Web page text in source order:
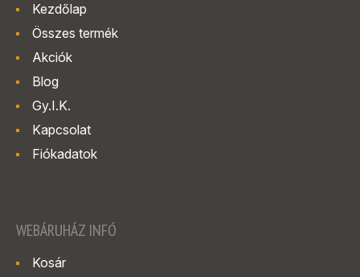
Kezdőlap
Összes termék
Akciók
Blog
Gy.I.K.
Kapcsolat
Fiókadatok
WEBÁRUHÁZ INFÓ
Kosár